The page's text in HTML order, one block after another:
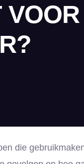
die